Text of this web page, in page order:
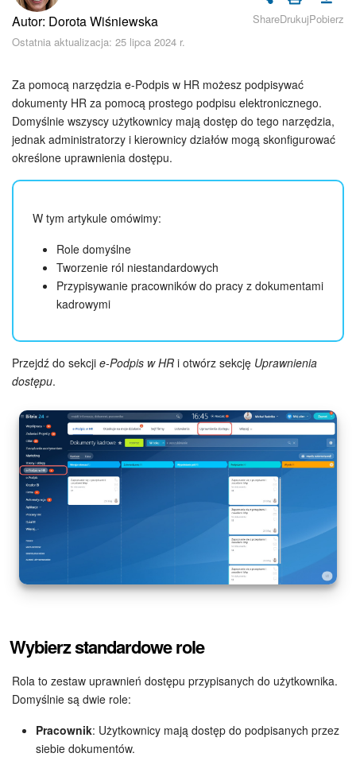
Bezpieczeństwo w Bitrix24
Rejestracja i autoryzacja
Poczta
Zadania i projekty
CRM
Kalendarz
Komunikator Bitrix24
Grupy robocze
Strony internetowe
Firma
Zarządzanie asortymentem produktów
Aplikacja desktopowa
Widżet pracownika
Autor: Dorota Wiśniewska
Ostatnia aktualizacja: 25 lipca 2024 r.
ShareDrukujPobierz
Za pomocą narzędzia e-Podpis w HR możesz podpisywać
dokumenty HR za pomocą prostego podpisu elektronicznego.
Domyślnie wszyscy użytkownicy mają dostęp do tego narzędzia,
jednak administratorzy i kierownicy działów mogą skonfigurować
określone uprawnienia dostępu.
W tym artykule omówimy:
Role domyślne
Tworzenie ról niestandardowych
Przypisywanie pracowników do pracy z dokumentami
kadrowymi
Przejdź do sekcji e-Podpis w HR i otwórz sekcję Uprawnienia
dostępu.
Wybierz standardowe role
Rola to zestaw uprawnień dostępu przypisanych do użytkownika.
Domyślnie są dwie role:
Pracownik: Użytkownicy mają dostęp do podpisanych przez
siebie dokumentów.